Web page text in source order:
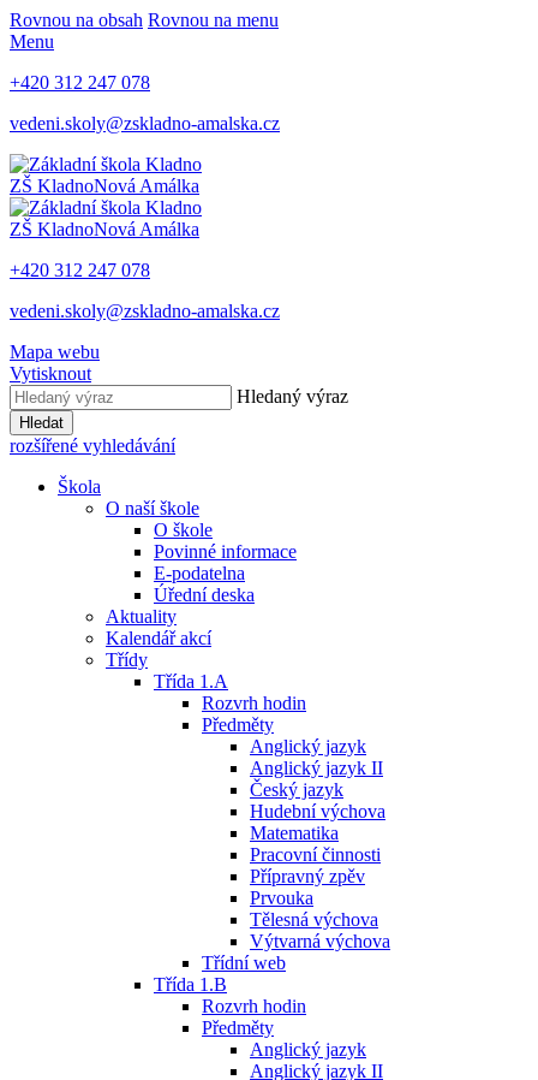
Rovnou na obsah Rovnou na menu
Menu
+420 312 247 078
vedeni.skoly@zskladno-amalska.cz
ZŠ KladnoNová Amálka
ZŠ KladnoNová Amálka
+420 312 247 078
vedeni.skoly@zskladno-amalska.cz
Mapa webu
Vytisknout
Hledaný výraz
Hledat
rozšířené vyhledávání
Škola
O naší škole
O škole
Povinné informace
E-podatelna
Úřední deska
Aktuality
Kalendář akcí
Třídy
Třída 1.A
Rozvrh hodin
Předměty
Anglický jazyk
Anglický jazyk II
Český jazyk
Hudební výchova
Matematika
Pracovní činnosti
Přípravný zpěv
Prvouka
Tělesná výchova
Výtvarná výchova
Třídní web
Třída 1.B
Rozvrh hodin
Předměty
Anglický jazyk
Anglický jazyk II